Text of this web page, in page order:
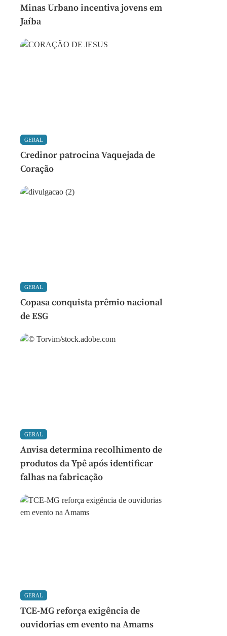
Minas Urbano incentiva jovens em
Jaíba
GERAL
Credinor patrocina Vaquejada de
Coração
GERAL
Copasa conquista prêmio nacional
de ESG
GERAL
Anvisa determina recolhimento de
produtos da Ypê após identificar
falhas na fabricação
GERAL
TCE-MG reforça exigência de
ouvidorias em evento na Amams